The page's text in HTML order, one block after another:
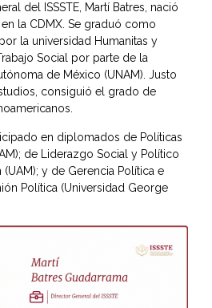
del ISSSTE, Martí Batres, nació
la CDMX. Se graduó como
la universidad Humanitas y
Social por parte de la
de México (UNAM). Justo
consiguió el grado de
en diplomados de Políticas
de Liderazgo Social y Político
y de Gerencia Política e
Política (Universidad George